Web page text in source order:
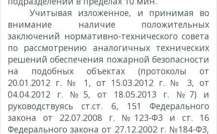
Учитывая изложенное, и принимая во
внимание наличие положительных
заключений нормативно-технического совета
по рассмотрению аналогичных технических
решений обеспечения пожарной безопасности
на подобных объектах (протоколы от
20.01.2012 г. № 1, от 15.03.2012 г. № 3, от
04.04.2012 г. №5, от 18.05.2013 г. №7) и
руководствуясь ст.ст. 6, 151 Федерального
закона от 22.07.2008 г. №123-Ф3 и ст. 16
Федерального закона от 27.12.2002 г. №184-ФЗ,